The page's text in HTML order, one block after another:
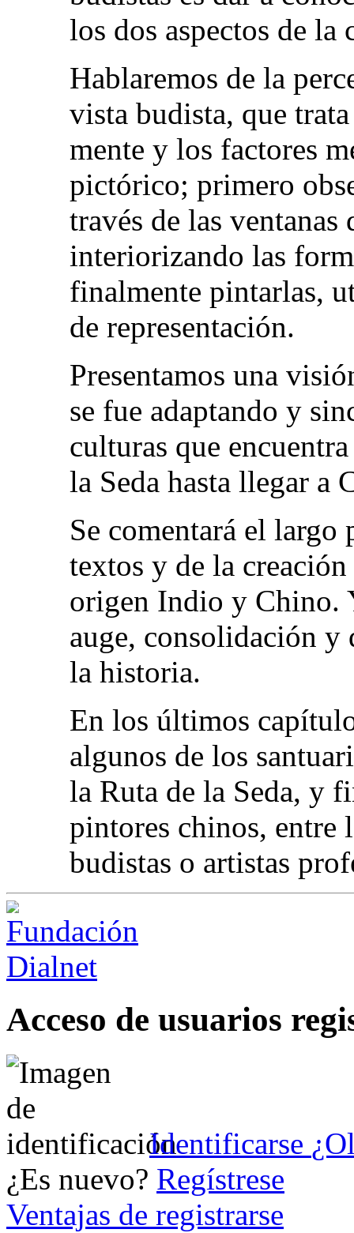
los dos aspectos de la
Hablaremos de la
vista budista, que
mente y los factores
pictórico; primero
través de las
interiorizando las
finalmente pintarlas,
de representación.
Presentamos una
se fue adaptando y
culturas que
la Seda hasta llegar a
Se comentará el largo
textos y de la creación
origen Indio y Chino.
auge, consolidación
la historia.
En los últimos
algunos de los
la Ruta de la Seda, y
pintores chinos, entre
budistas o artistas
Acceso de usuarios
Identificarse
¿Es nuevo? Regístrese
Ventajas de registrarse